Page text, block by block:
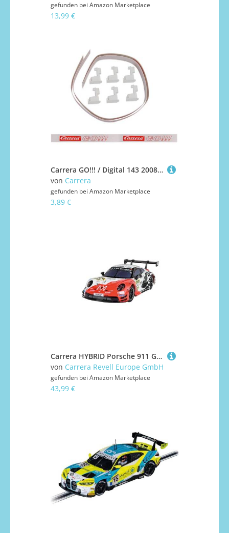
gefunden bei Amazon Marketplace
13,99 €
Carrera GO!!! / Digital 143 20088305 Leitplanken Set weiß Neue Ausführung
von Carrera
gefunden bei Amazon Marketplace
3,89 €
Carrera HYBRID Porsche 911 GT3 R Lionspeed GP, No.24
von Carrera Revell Europe GmbH
gefunden bei Amazon Marketplace
43,99 €